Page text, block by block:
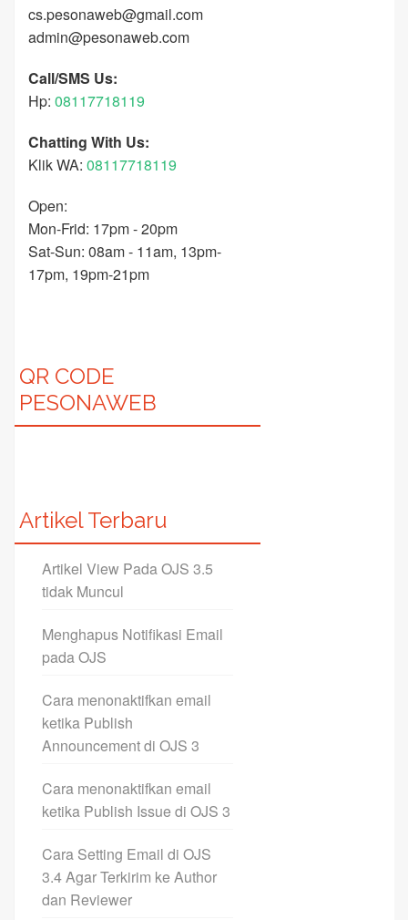
cs.pesonaweb@gmail.com
admin@pesonaweb.com
Call/SMS Us:
Hp: 08117718119
Chatting With Us:
Klik WA: 08117718119
Open:
Mon-Frid: 17pm - 20pm
Sat-Sun: 08am - 11am, 13pm-
17pm, 19pm-21pm
QR CODE
PESONAWEB
Artikel Terbaru
Artikel View Pada OJS 3.5
tidak Muncul
Menghapus Notifikasi Email
pada OJS
Cara menonaktifkan email
ketika Publish
Announcement di OJS 3
Cara menonaktifkan email
ketika Publish Issue di OJS 3
Cara Setting Email di OJS
3.4 Agar Terkirim ke Author
dan Reviewer